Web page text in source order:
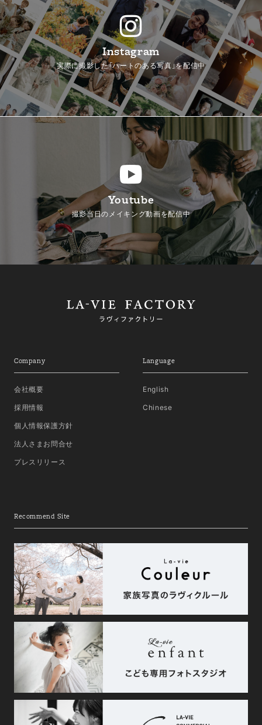
Instagram
実際に撮影した「ハートのある写真」を配信中
Youtube
撮影当日のメイキング動画を配信中
Company
会社概要
採用情報
個人情報保護方針
法人さまお問合せ
プレスリリース
Language
English
Chinese
Recommend Site